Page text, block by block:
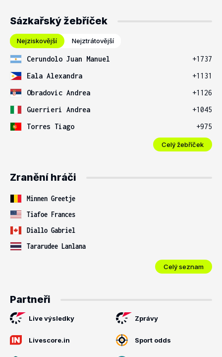
Sázkařský žebříček
Nejziskovější Nejztrátovější
Cerundolo Juan Manuel
+1737
Eala Alexandra
+1131
Obradovic Andrea
+1126
Guerrieri Andrea
+1045
Torres Tiago
+975
Celý žebříček
Zranění hráči
Minnen Greetje
Tiafoe Frances
Diallo Gabriel
Tararudee Lanlana
Celý seznam
Partneři
Live výsledky Zprávy
Livescore.in Sport odds